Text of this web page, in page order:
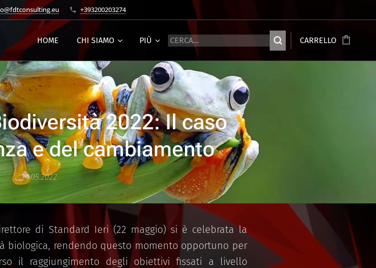
+393200203274
HOME CHI SIAMO PIÙ CARRELLO
2022: Il caso
e del cambiamento
24.05.2022
di Standard Ieri (22 maggio) si è celebrata la
biologica, rendendo questo momento opportuno per
il raggiungimento degli obiettivi fissati a livello